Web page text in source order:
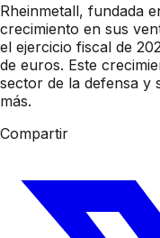
Rheinmetall, fundada
crecimiento en sus
el ejercicio fiscal de
de euros. Este
sector de la defensa y
más.
Compartir